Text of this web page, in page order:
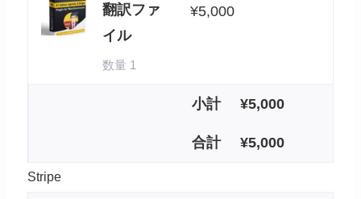
翻訳ファ
イル
数量 1
¥5,000
小計 ¥5,000
合計 ¥5,000
Stripe